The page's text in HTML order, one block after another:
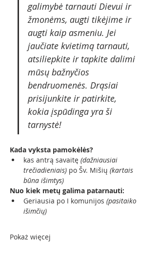
galimybė tarnauti Dievui ir
žmonėms, augti tikėjime ir
augti kaip asmeniu. Jei
jaučiate kvietimą tarnauti,
atsiliepkite ir tapkite dalimi
mūsų bažnyčios
bendruomenės. Drąsiai
prisijunkite ir patirkite,
kokia įspūdinga yra ši
tarnystė!
Kada vyksta pamokėlės?
kas antrą savaitę (dažniausiai
trečiadieniais) po Šv. Mišių (kartais
būna išimtys)
Nuo kiek metų galima patarnauti:
Geriausia po I komunijos (pasitaiko
išimčių)
Pokaż więcej